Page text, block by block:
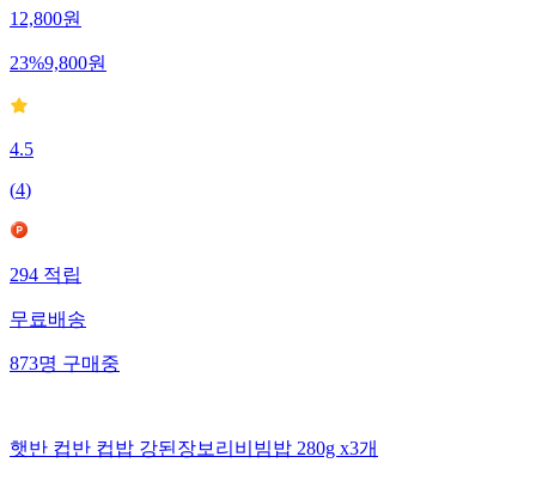
12,800원
23%9,800원
4.5
(4)
294적립
무료배송
873명구매중
햇반 컵반 컵밥 강된장보리비빔밥 280g x3개